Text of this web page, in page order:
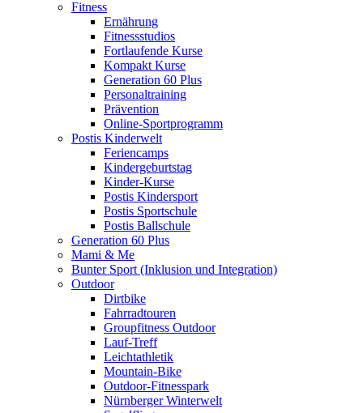
Fitness
Ernährung
Fitnessstudios
Fortlaufende Kurse
Kompakt Kurse
Generation 60 Plus
Personaltraining
Prävention
Online-Sportprogramm
Postis Kinderwelt
Feriencamps
Kindergeburtstag
Kinder-Kurse
Postis Kindersport
Postis Sportschule
Postis Ballschule
Generation 60 Plus
Mami & Me
Bunter Sport (Inklusion und Integration)
Outdoor
Dirtbike
Fahrradtouren
Groupfitness Outdoor
Lauf-Treff
Leichtathletik
Mountain-Bike
Outdoor-Fitnesspark
Nürnberger Winterwelt